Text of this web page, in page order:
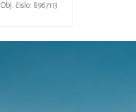
Obj. čislo: 8967113